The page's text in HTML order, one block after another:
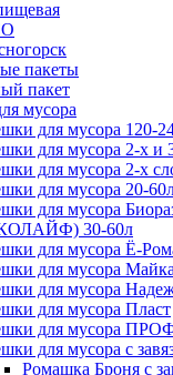
пакеты
пакет
мусора
для мусора 120-
для мусора 2-х
для мусора 2-х
для мусора 20-
для мусора
30-60л
для мусора Ё-
для мусора Майка
для мусора
для мусора Пласт
для мусора
для мусора с
Ромашка Броня с